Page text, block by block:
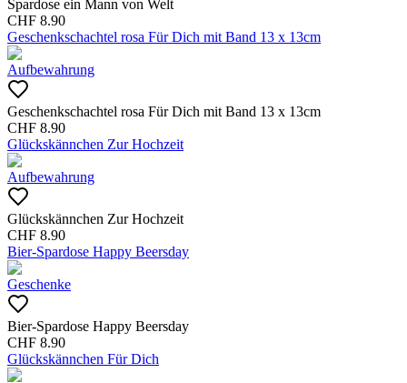
Spardose ein Mann von Welt
CHF 8.90
Geschenkschachtel rosa Für Dich mit Band 13 x 13cm
Aufbewahrung
Geschenkschachtel rosa Für Dich mit Band 13 x 13cm
CHF 8.90
Glückskännchen Zur Hochzeit
Aufbewahrung
Glückskännchen Zur Hochzeit
CHF 8.90
Bier-Spardose Happy Beersday
Geschenke
Bier-Spardose Happy Beersday
CHF 8.90
Glückskännchen Für Dich